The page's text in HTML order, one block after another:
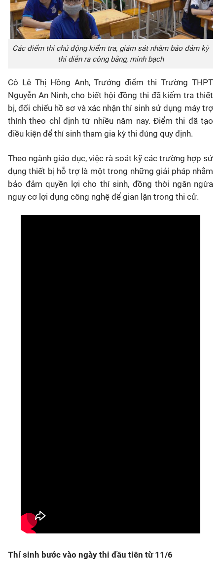
Các điểm thi chủ động kiểm tra, giám sát nhằm bảo đảm kỳ
thi diễn ra công bằng, minh bạch
Cô Lê Thị Hồng Anh, Trưởng điểm thi Trường THPT
Nguyễn An Ninh, cho biết hội đồng thi đã kiểm tra thiết
bị, đối chiếu hồ sơ và xác nhận thí sinh sử dụng máy trợ
thính theo chỉ định từ nhiều năm nay. Điểm thi đã tạo
điều kiện để thí sinh tham gia kỳ thi đúng quy định.
Theo ngành giáo dục, việc rà soát kỹ các trường hợp sử
dụng thiết bị hỗ trợ là một trong những giải pháp nhằm
bảo đảm quyền lợi cho thí sinh, đồng thời ngăn ngừa
nguy cơ lợi dụng công nghệ để gian lận trong thi cử.
Thí sinh bước vào ngày thi đầu tiên từ 11/6